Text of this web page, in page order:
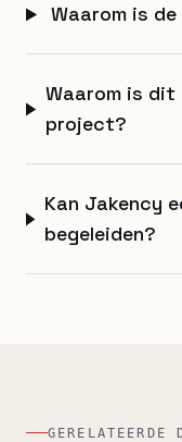
Waarom is
Waarom is dit
project?
Kan Jakency
begeleiden?
GERELATEERDE